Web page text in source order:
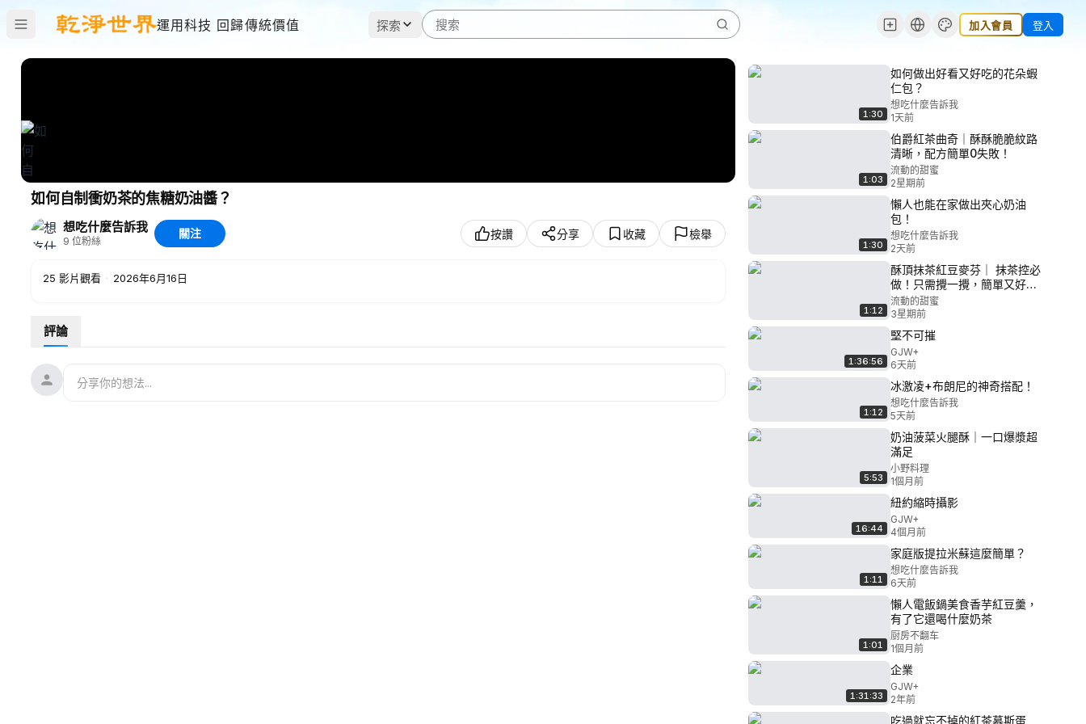
運用科技 回歸傳統價值 探索 加入會員 登入
如何自制衝奶茶的焦糖奶油醬？
想吃什麼告訴我
9 位粉絲
關注 按讚 分享 收藏 檢舉
25 影片觀看 · 2026年6月16日
評論
1:30
如何做出好看又好吃的花朵蝦
仁包？
想吃什麼告訴我
1天前
1:03
伯爵紅茶曲奇｜酥酥脆脆紋路
清晰，配方簡單0失敗！
流動的甜蜜
2星期前
1:30
懶人也能在家做出夾心奶油
包！
想吃什麼告訴我
2天前
1:12
酥頂抹茶紅豆麥芬｜ 抹茶控必
做！只需攪一攪，簡單又好
吃！
流動的甜蜜
3星期前
1:36:56
堅不可摧
GJW+
6天前
1:12
冰激凌+布朗尼的神奇搭配！
想吃什麼告訴我
5天前
5:53
奶油菠菜火腿酥｜一口爆漿超
滿足
小野料理
1個月前
16:44
紐約縮時攝影
GJW+
4個月前
1:11
家庭版提拉米蘇這麼簡單？
想吃什麼告訴我
6天前
1:01
懶人電飯鍋美食香芋紅豆羹，
有了它還喝什麼奶茶
厨房不翻车
1個月前
1:31:33
企業
GJW+
2年前
吃過就忘不掉的紅茶慕斯蛋